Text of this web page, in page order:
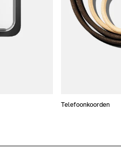
Telefoonkoorden